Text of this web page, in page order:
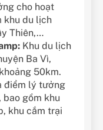
cho hoạt
khu du lịch
Thiên,…
Khu du lịch
Ba Vì,
50km.
điểm lý tưởng
gồm khu
khu cắm trại